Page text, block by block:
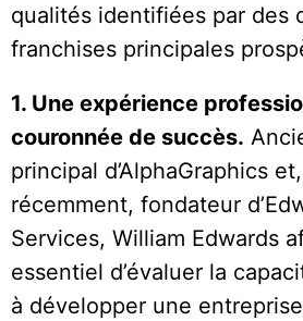
qualités identifiées par des
franchises principales
1. Une expérience
couronnée de succès.
principal d’AlphaGraphics
récemment, fondateur
Services, William Edwards
essentiel d’évaluer la
à développer une